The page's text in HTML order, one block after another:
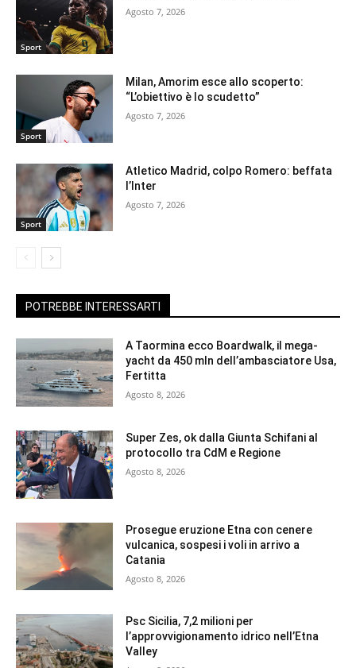
Sport
Agosto 7, 2026
Sport
Milan, Amorim esce allo scoperto:
“L’obiettivo è lo scudetto”
Agosto 7, 2026
Sport
Atletico Madrid, colpo Romero: beffata
l’Inter
Agosto 7, 2026
POTREBBE INTERESSARTI
A Taormina ecco Boardwalk, il mega-
yacht da 450 mln dell’ambasciatore Usa,
Fertitta
Agosto 8, 2026
Super Zes, ok dalla Giunta Schifani al
protocollo tra CdM e Regione
Agosto 8, 2026
Prosegue eruzione Etna con cenere
vulcanica, sospesi i voli in arrivo a
Catania
Agosto 8, 2026
Psc Sicilia, 7,2 milioni per
l’approvvigionamento idrico nell’Etna
Valley